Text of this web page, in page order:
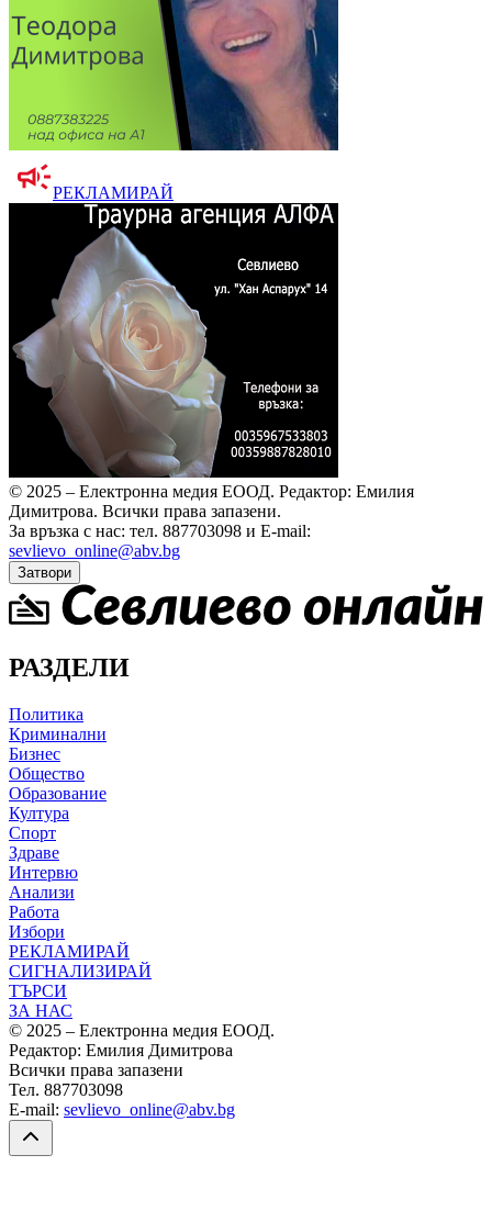
РЕКЛАМИРАЙ
© 2025 – Електронна медия ЕООД. Редактор: Емилия
Димитрова. Всички права запазени.
За връзка с нас: тел. 887703098 и E-mail:
sevlievo_online@abv.bg
Затвори
РАЗДЕЛИ
Политика
Криминални
Бизнес
Общество
Образование
Култура
Спорт
Здраве
Интервю
Анализи
Работа
Избори
РЕКЛАМИРАЙ
СИГНАЛИЗИРАЙ
ТЪРСИ
ЗА НАС
© 2025 – Електронна медия ЕООД.
Редактор: Емилия Димитрова
Всички права запазени
Тел. 887703098
E-mail: sevlievo_online@abv.bg